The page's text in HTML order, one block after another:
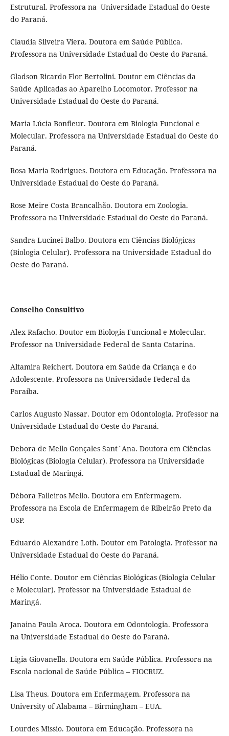
Estrutural. Professora na Universidade Estadual do Oeste
do Paraná.
Claudia Silveira Viera. Doutora em Saúde Pública.
Professora na Universidade Estadual do Oeste do Paraná.
Gladson Ricardo Flor Bertolini. Doutor em Ciências da
Saúde Aplicadas ao Aparelho Locomotor. Professor na
Universidade Estadual do Oeste do Paraná.
Maria Lúcia Bonfleur. Doutora em Biologia Funcional e
Molecular. Professora na Universidade Estadual do Oeste do
Paraná.
Rosa Maria Rodrigues. Doutora em Educação. Professora na
Universidade Estadual do Oeste do Paraná.
Rose Meire Costa Brancalhão. Doutora em Zoologia.
Professora na Universidade Estadual do Oeste do Paraná.
Sandra Lucinei Balbo. Doutora em Ciências Biológicas
(Biologia Celular). Professora na Universidade Estadual do
Oeste do Paraná.
Conselho Consultivo
Alex Rafacho. Doutor em Biologia Funcional e Molecular.
Professor na Universidade Federal de Santa Catarina.
Altamira Reichert. Doutora em Saúde da Criança e do
Adolescente. Professora na Universidade Federal da
Paraíba.
Carlos Augusto Nassar. Doutor em Odontologia. Professor na
Universidade Estadual do Oeste do Paraná.
Debora de Mello Gonçales Sant´Ana. Doutora em Ciências
Biológicas (Biologia Celular). Professora na Universidade
Estadual de Maringá.
Débora Falleiros Mello. Doutora em Enfermagem.
Professora na Escola de Enfermagem de Ribeirão Preto da
USP.
Eduardo Alexandre Loth. Doutor em Patologia. Professor na
Universidade Estadual do Oeste do Paraná.
Hélio Conte. Doutor em Ciências Biológicas (Biologia Celular
e Molecular). Professor na Universidade Estadual de
Maringá.
Janaina Paula Aroca. Doutora em Odontologia. Professora
na Universidade Estadual do Oeste do Paraná.
Ligia Giovanella. Doutora em Saúde Pública. Professora na
Escola nacional de Saúde Pública – FIOCRUZ.
Lisa Theus. Doutora em Enfermagem. Professora na
University of Alabama – Birmingham – EUA.
Lourdes Missio. Doutora em Educação. Professora na